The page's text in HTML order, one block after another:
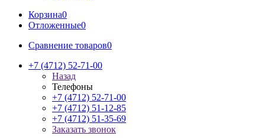
Корзина0
Отложенные0
Сравнение товаров0
+7 (4712) 52-71-00
Назад
Телефоны
+7 (4712) 52-71-00
+7 (4712) 51-12-85
+7 (4712) 51-35-69
Заказать звонок